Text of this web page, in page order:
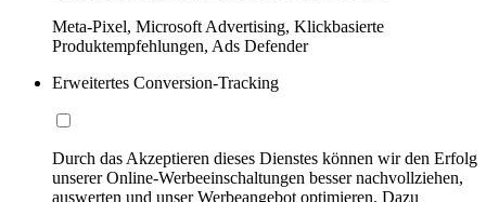
Meta-Pixel, Microsoft Advertising, Klickbasierte
Produktempfehlungen, Ads Defender
Erweitertes Conversion-Tracking
Durch das Akzeptieren dieses Dienstes können wir den Erfolg
unserer Online-Werbeeinschaltungen besser nachvollziehen,
auswerten und unser Werbeangebot optimieren. Dazu